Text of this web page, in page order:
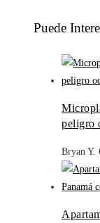
Puede
peligro
Bryan Y.